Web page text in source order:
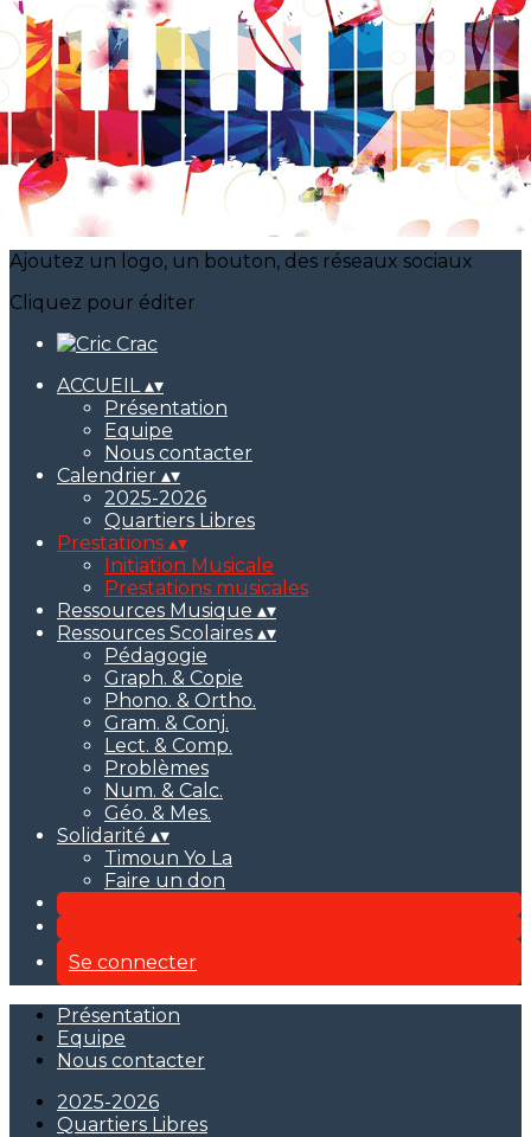
Exporter les lignes sélectionnées
Exporter toutes les colonnes
Exporter uniquement les colonnes affichées
Menu
<
>
Initiation Musicale
Prestations musicales
Ajoutez un logo, un bouton, des réseaux sociaux
Cliquez pour éditer
ACCUEIL▴▾
Présentation
Equipe
Nous contacter
Calendrier ▴▾
2025-2026
Quartiers Libres
Prestations ▴▾
Initiation Musicale
Prestations musicales
Ressources Musique ▴▾
Ressources Scolaires ▴▾
Pédagogie
Graph. & Copie
Phono. & Ortho.
Gram. & Conj.
Lect. & Comp.
Problèmes
Num. & Calc.
Géo. & Mes.
Solidarité ▴▾
Timoun Yo La
Faire un don
Se connecter
Présentation
Equipe
Nous contacter
2025-2026
Quartiers Libres